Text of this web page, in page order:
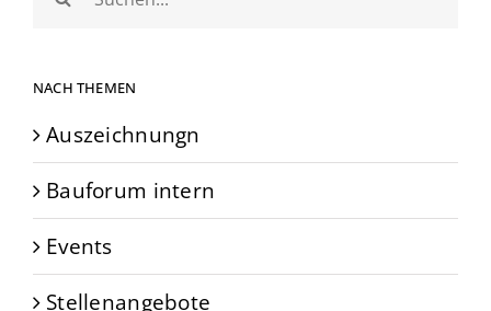
nach:
NACH THEMEN
Auszeichnungn
Bauforum intern
Events
Stellenangebote